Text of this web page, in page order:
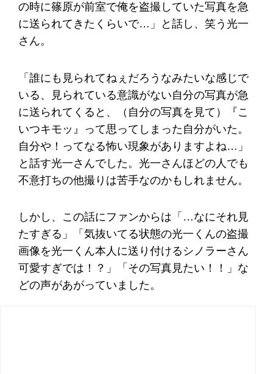
の時に篠原が前室で俺を盗撮していた写真を急
に送られてきたくらいで…」と話し、笑う光一
さん。
「誰にも見られてねぇだろうなみたいな感じで
いる、見られている意識がない自分の写真が急
に送られてくると、（自分の写真を見て）『こ
いつキモッ』って思ってしまった自分がいた。
自分や！ってなる怖い現象がありますよね…」
と話す光一さんでした。光一さんほどの人でも
不意打ちの他撮りは苦手なのかもしれません。
しかし、この話にファンからは「…なにそれ見
たすぎる」「気抜いてる状態の光一くんの盗撮
画像を光一くん本人に送り付けるシノラーさん
可愛すぎでは！？」「その写真見たい！！」な
どの声があがっていました。